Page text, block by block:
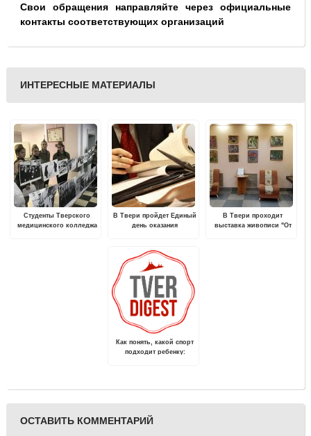
Свои обращения направляйте через официальные
контакты соответствующих организаций
ИНТЕРЕСНЫЕ МАТЕРИАЛЫ
Студенты Тверского
медицинского колледжа
В Твери пройдет Единый
день оказания
В Твери проходит
выставка живописи "От
Как понять, какой спорт
подходит ребенку:
ОСТАВИТЬ КОММЕНТАРИЙ